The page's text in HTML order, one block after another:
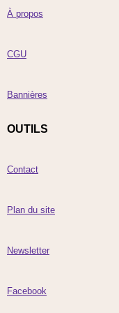
À propos
CGU
Bannières
OUTILS
Contact
Plan du site
Newsletter
Facebook